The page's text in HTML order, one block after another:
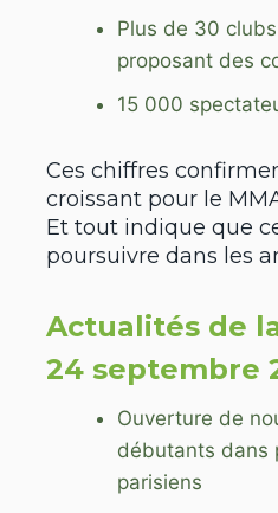
Plus de 30
proposant des
15 000
Ces chiffres
croissant pour le
Et tout indique que
poursuivre dans les
Actualités de
24 septembre
Ouverture de
débutants dans
parisiens